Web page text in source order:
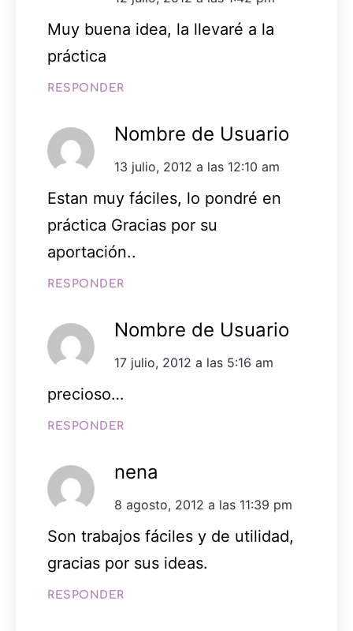
Muy buena idea, la llevaré a la
práctica
RESPONDER
Nombre de Usuario
13 julio, 2012 a las 12:10 am
Estan muy fáciles, lo pondré en
práctica Gracias por su
aportación..
RESPONDER
Nombre de Usuario
17 julio, 2012 a las 5:16 am
precioso…
RESPONDER
nena
8 agosto, 2012 a las 11:39 pm
Son trabajos fáciles y de utilidad,
gracias por sus ideas.
RESPONDER